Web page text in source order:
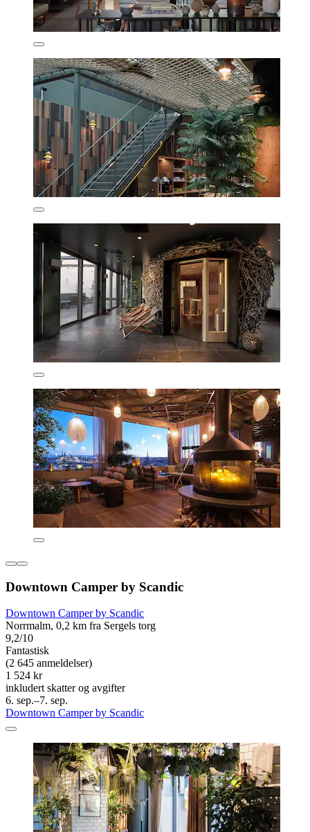
Downtown Camper by Scandic
Downtown Camper by Scandic
Norrmalm, 0,2 km fra Sergels torg
9,2/10
Fantastisk
(2 645 anmeldelser)
1 524 kr
inkludert skatter og avgifter
6. sep.–7. sep.
Downtown Camper by Scandic